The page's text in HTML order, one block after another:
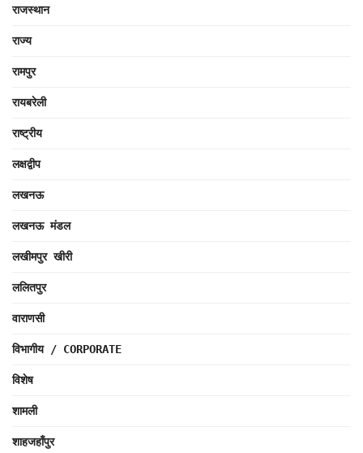
राजस्थान
राज्य
रामपुर
रायबरेली
राष्ट्रीय
लक्षद्वीप
लखनऊ
लखनऊ मंडल
लखीमपुर खीरी
ललितपुर
वाराणसी
विभागीय / CORPORATE
विशेष
शामली
शाहजहाँपुर